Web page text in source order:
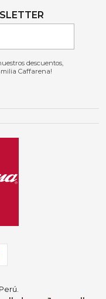
descuentos,
Caffarena!